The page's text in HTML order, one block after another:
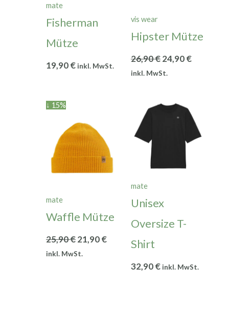
mate
Fisherman
Mütze
19,90€ inkl. MwSt.
vis wear
Hipster Mütze
26,90€24,90€
inkl. MwSt.
↓ 15%
mate
Waffle Mütze
25,90€
war:
25,90 €
21,90€
21,90 €.
inkl. MwSt.
mate
Unisex
Oversize T-
Shirt
32,90€ inkl. MwSt.